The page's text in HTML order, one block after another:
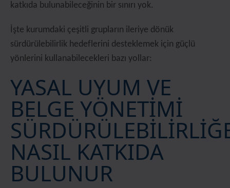
katkıda bulunabileceğinin bir sınırı yok.
İşte kurumdaki çeşitli grupların ileriye dönük
sürdürülebilirlik hedeflerini desteklemek için güçlü
yönlerini kullanabilecekleri bazı yollar:
YASAL UYUM VE
BELGE YÖNETİMİ
NASIL KATKIDA
BULUNUR